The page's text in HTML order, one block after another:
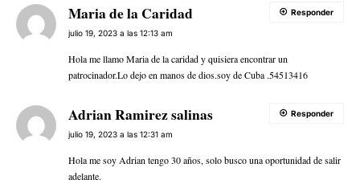
Maria de la Caridad
julio 19, 2023 a las 12:13 am
Hola me llamo Maria de la caridad y quisiera encontrar un
patrocinador.Lo dejo en manos de dios.soy de Cuba .54513416
Responder
Adrian Ramirez salinas
julio 19, 2023 a las 12:31 am
Hola me soy Adrian tengo 30 años, solo busco una oportunidad de salir
adelante.
Responder